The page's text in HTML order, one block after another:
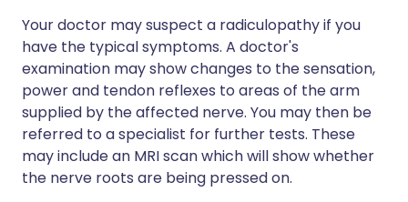
Your doctor may suspect a radiculopathy if you
have the typical symptoms. A doctor's
examination may show changes to the sensation,
power and tendon reflexes to areas of the arm
supplied by the affected nerve. You may then be
referred to a specialist for further tests. These
may include an MRI scan which will show whether
the nerve roots are being pressed on.